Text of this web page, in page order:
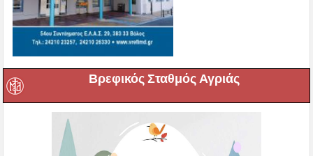
Βρεφικός Σταθμός Αγριάς